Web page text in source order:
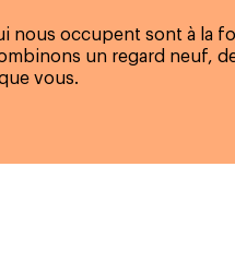
nous occupent sont à la
un regard neuf,
vous.